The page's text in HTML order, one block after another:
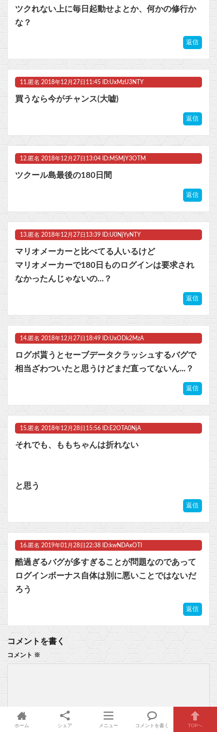
ツクれない上に毎日起動せよとか、何かの修行か
な？
返信
11. 匿名 2018年12月27日11:45 ID:UxMzU3NTY
買うなら今がチャンス(大嘘)
返信
12. 匿名 2018年12月27日13:04 ID:M5MjY3OTM
ツクール島最後の180日間
返信
13. 匿名 2018年12月27日13:39 ID:U0NjYyNTY
マリオメーカーと比べてる人いるけど
マリオメーカーで180日ものログインは要求され
なかったんじゃないの…？
返信
14. 匿名 2018年12月27日18:49 ID:UxODk2MzA
ログボ貰うとセーブデータクラッシュするバグで
相当ざわついたと思うけどまだ直ってないん...？
返信
15. 匿名 2018年12月28日15:56 ID:E2OTA0NjA
それでも、ももちゃんは折れない
と思う
返信
16. 匿名 2019年01月28日22:38 ID:kwNDAxOTI
酷過ぎるバグが多すぎることが問題なのであって
ログインボーナス自体は別に悪いことではないだ
ろう
返信
コメントを書く
コメント ※
ホーム シェア メニュー コメントを書く TOPへ